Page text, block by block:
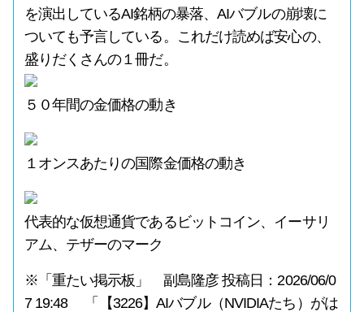
を演出しているAI銘柄の暴落、AIバブルの崩壊に
ついても予言している。これだけ読めば安心の、
盛りだくさんの１冊だ。
５０年間の金価格の動き
１オンスあたりの国際金価格の動き
代表的な仮想通貨であるビットコイン、イーサリ
アム、テザーのマーク
※「重たい掲示板」 副島隆彦 投稿日：2026/06/0
7 19:48 「【3226】AIバブル（NVIDIAたち）がは